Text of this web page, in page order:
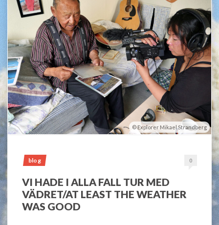
Explorer Mikael Strandberg
blog 0
VI HADE I ALLA FALL TUR MED
VÄDRET/AT LEAST THE WEATHER
WAS GOOD